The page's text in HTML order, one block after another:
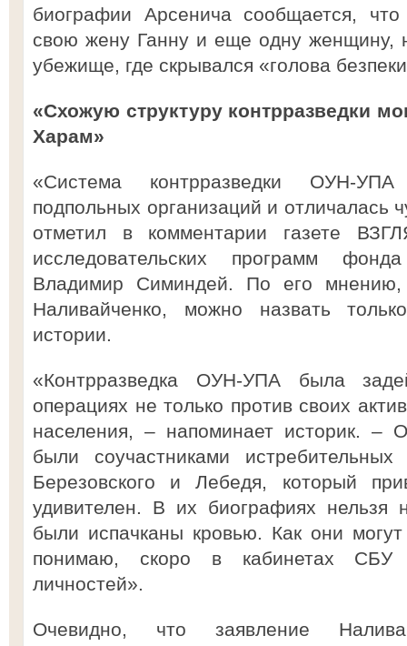
биографии Арсенича сообщается,
свою жену Ганну и еще одну женщину,
убежище, где скрывался «голова
«Схожую структуру контрразведки
Харам»
«Система контрразведки ОУН-
подпольных организаций и отличалась
отметил в комментарии газете
исследовательских программ
Владимир Симиндей. По его
Наливайченко, можно назвать
истории.
«Контрразведка ОУН-УПА была
операциях не только против своих
населения, – напоминает историк. –
были соучастниками
Березовского и Лебедя, который
удивителен. В их биографиях нельзя
были испачканы кровью. Как они
понимаю, скоро в кабинетах СБУ
личностей».
Очевидно, что заявление